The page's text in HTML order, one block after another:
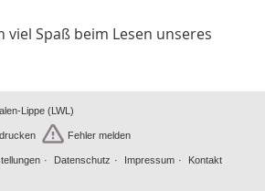
viel Spaß beim Lesen unseres
Lippe (LWL)
Fehler melden
Datenschutz Impressum
Kontakt